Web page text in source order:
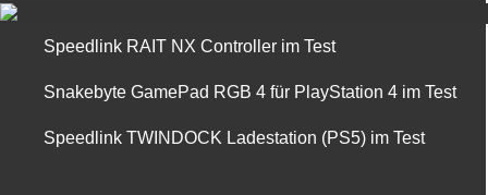
Speedlink RAIT NX Controller im Test
Snakebyte GamePad RGB 4 für PlayStation 4 im Test
Speedlink TWINDOCK Ladestation (PS5) im Test